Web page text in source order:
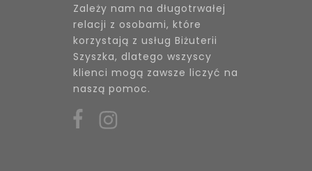
Zależy nam na długotrwałej
relacji z osobami, które
korzystają z usług Biżuterii
Szyszka, dlatego wszyscy
klienci mogą zawsze liczyć na
naszą pomoc.